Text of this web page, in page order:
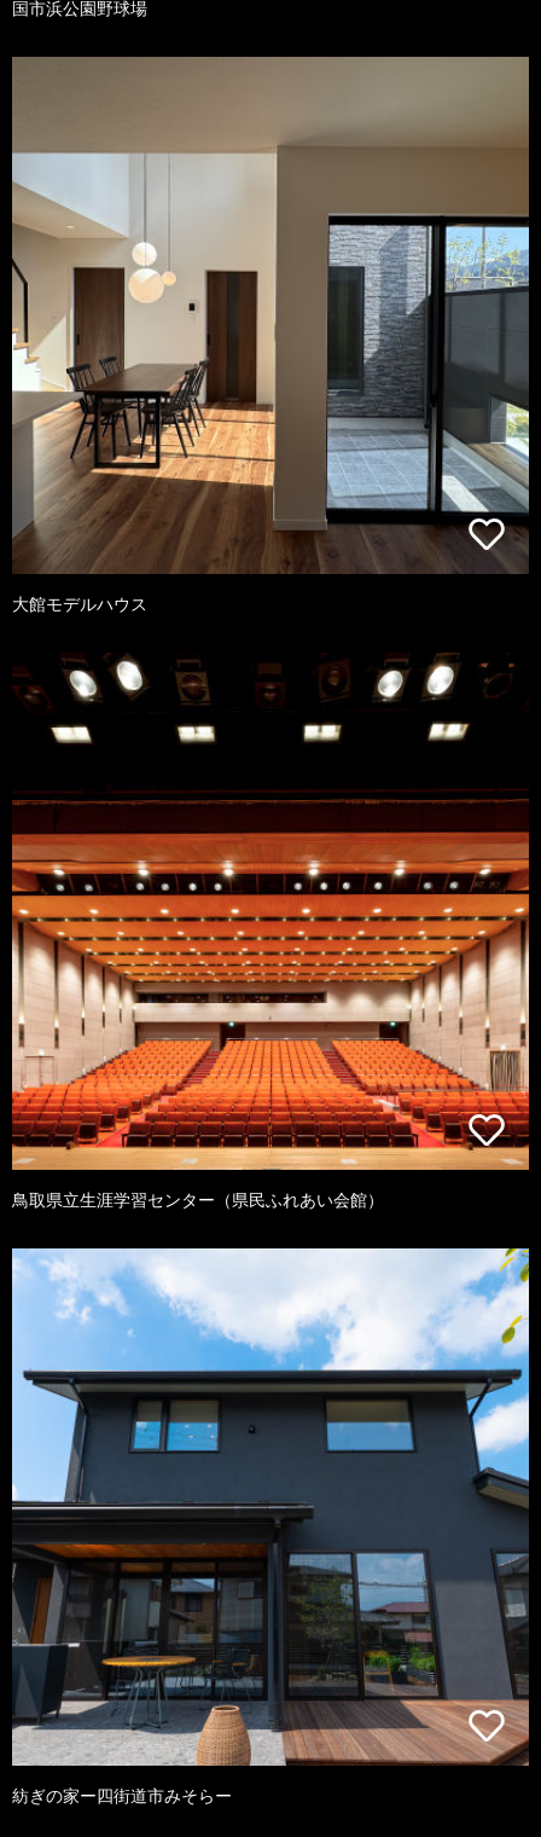
国市浜公園野球場
大館モデルハウス
鳥取県立生涯学習センター（県民ふれあい会館）
紡ぎの家ー四街道市みそらー